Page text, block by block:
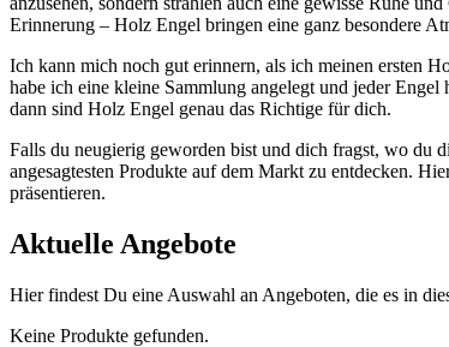
Erinnerung – Holz⁤ Engel bringen eine ganz besondere
Ich⁤ kann mich noch gut erinnern, als ich ​meinen ersten
habe ich eine ⁣kleine Sammlung⁢ angelegt ⁣und jeder
dann sind Holz ⁣Engel‍ genau‍ das⁣ Richtige für dich.
Falls du neugierig geworden bist und dich ⁤fragst, wo ​du
angesagtesten Produkte auf ⁤dem Markt zu‌ entdecken.
⁢präsentieren.
Aktuelle Angebote
Hier findest Du eine Auswahl an Angeboten, die es in
Keine Produkte gefunden.